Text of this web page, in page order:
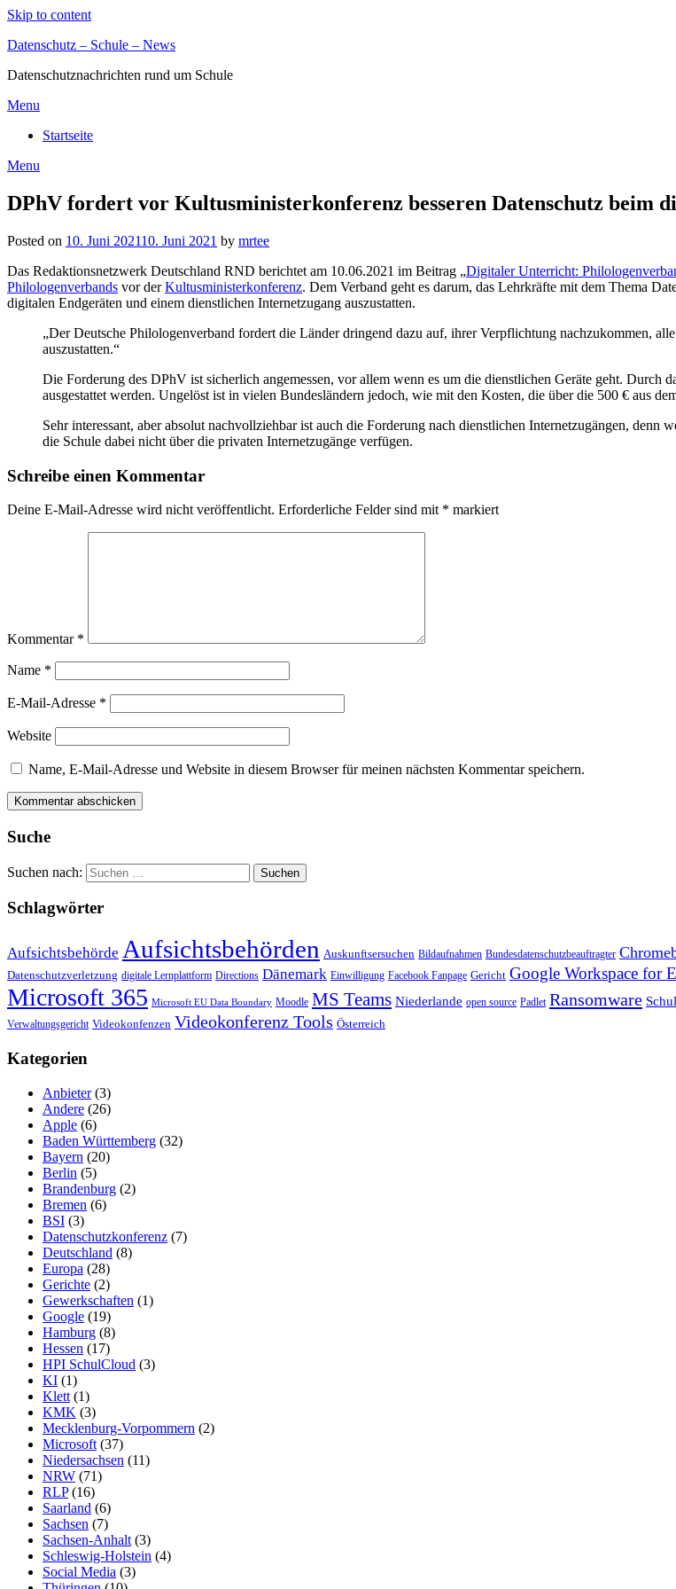
Skip to content
Datenschutz – Schule – News
Datenschutznachrichten rund um Schule
Menu
Startseite
Menu
DPhV fordert vor Kultusministerkonferenz besseren Datenschutz beim
Posted on 10. Juni 202110. Juni 2021 by mrtee
Das Redaktionsnetzwerk Deutschland RND berichtet am 10.06.2021 im Beitrag „Digitaler Unterricht:
Philologenverbands vor derKultusministerkonferenz. Dem Verband geht es darum, das Lehrkräfte mit dem Thema
digitalen Endgeräten und einem dienstlichen Internetzugang auszustatten.
„Der Deutsche Philologen­verband fordert die Länder dringend dazu auf, ihrer Verpflichtung nachzukommen,
auszustatten.“
Die Forderung des DPhV ist sicherlich angemessen, vor allem wenn es um die dienstlichen Geräte geht. Durch
ausgestattet werden. Ungelöst ist in vielen Bundesländern jedoch, wie mit den Kosten, die über die 500 € aus
Sehr interessant, aber absolut nachvollziehbar ist auch die Forderung nach dienstlichen Internetzugängen,
die Schule dabei nicht über die privaten Internetzugänge verfügen.
Schreibe einen Kommentar
Deine E-Mail-Adresse wird nicht veröffentlicht. Erforderliche Felder sind mit * markiert
Kommentar *
Name *
E-Mail-Adresse *
Website
Name, E-Mail-Adresse und Website in diesem Browser für meinen nächsten Kommentar speichern.
Suche
Suchen nach:
Schlagwörter
Aufsichtsbehörde Aufsichtsbehörden Auskunftsersuchen Bildaufnahmen Bundesdatenschutzbeauftragter
Datenschutzverletzung digitale Lernplattform Directions Dänemark Einwilligung Facebook Fanpage Gericht Google Workspace for
Microsoft 365 Microsoft EU Data Boundary Moodle MS Teams Niederlande open source Padlet Ransomware
Verwaltungsgericht Videokonfenzen Videokonferenz Tools Österreich
Kategorien
Anbieter(3)
Andere (26)
Apple (6)
Baden Württemberg (32)
Bayern (20)
Berlin (5)
Brandenburg (2)
Bremen (6)
BSI (3)
Datenschutzkonferenz (7)
Deutschland (8)
Europa (28)
Gerichte (2)
Gewerkschaften (1)
Google (19)
Hamburg (8)
Hessen (17)
HPI SchulCloud (3)
KI (1)
Klett (1)
KMK (3)
Mecklenburg-Vorpommern (2)
Microsoft (37)
Niedersachsen (11)
NRW (71)
RLP(16)
Saarland (6)
Sachsen (7)
Sachsen-Anhalt (3)
Schleswig-Holstein (4)
Social Media (3)